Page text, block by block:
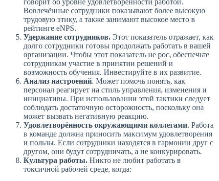
говорит об уровне удовлетворённости работой.
Вовлечённые сотрудники показывают более высокую
трудовую этику, а также занимают высокое место в
рейтинге eNPS.
Удержание сотрудников. Этот показатель отражает, как
долго сотрудники готовы продолжать работать в вашей
организации. Чтобы этот показатель не рос, обеспечьте
сотрудникам участие в принятии решений и
возможность обучения. Инвестируйте в их развитие.
Анализ настроений. Может помочь понять, как
персонал реагирует на стиль управления, изменения и
инициативы. При использовании этой тактики следует
соблюдать достаточную осторожность, поскольку она
может вызвать негативную реакцию.
Удовлетворённость окружающими коллегами. Работа
в команде должна приносить максимум удовлетворения
и пользы. Если сотрудники находятся в гармонии друг с
другом, они будут сотрудничать, а не конкурировать.
Культура работы. Никто не любит работать в
токсичной рабочей среде, когда: